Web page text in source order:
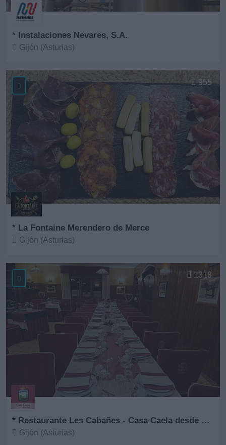
* Instalaciones Nevares, S.A.
Gijón (Asturias)
* La Fontaine Merendero de Merce
Gijón (Asturias)
955
* Restaurante Les Cabañes - Casa Caela desde 1967
Gijón (Asturias)
1318